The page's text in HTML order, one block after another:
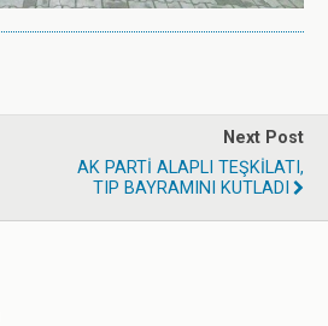
Next Post
AK PARTİ ALAPLI TEŞKİLATI,
TIP BAYRAMINI KUTLADI